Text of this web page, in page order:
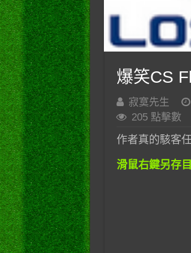
爆笑CS
寂寞先生
205 點擊數
作者真的駭客
滑鼠右鍵另存